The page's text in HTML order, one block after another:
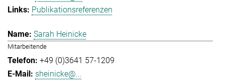
Publikationsreferenzen
Sarah Heinicke
Mitarbeitende
+49 (0)3641 57-1209
sheinicke@...